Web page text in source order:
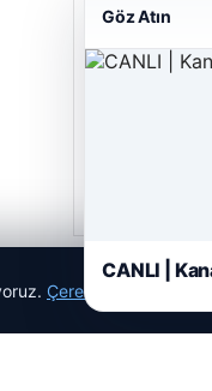
Çerez Politikamız
Göz Atın
CANLI |